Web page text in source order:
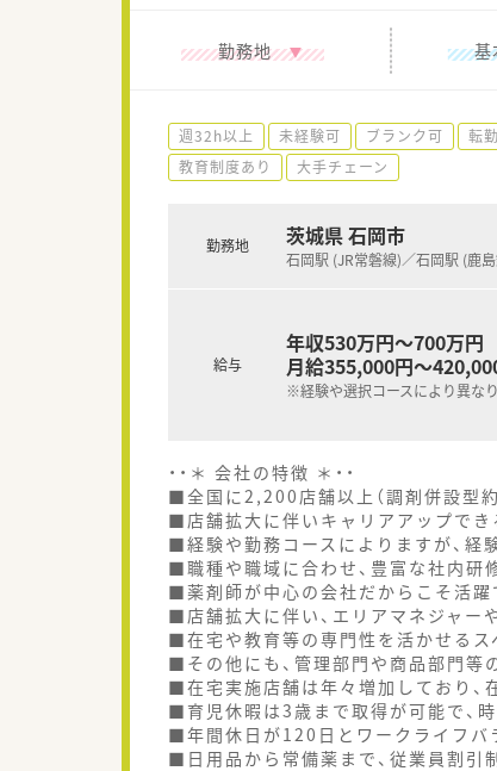
勤務地 基
週32h以上 未経験可 ブランク可 転
教育制度あり
大手チェーン
勤務地 茨城県 石岡市
石岡駅 (JR常磐線)／石岡駅 (鹿
給与
年収530万円～700万円
月給355,000円～
※経験や選択コースにより異な
・・＊ 会社の特徴 ＊・・
■全国に2,200店舗以上（調剤併設型
■店舗拡大に伴いキャリアアップでき
■経験や勤務コースによりますが、経
■職種や職域に合わせ、豊富な社内研
■薬剤師が中心の会社だからこそ活躍
■店舗拡大に伴い、エリアマネジャー
■在宅や教育等の専門性を活かせるス
■その他にも、管理部門や商品部門等
■在宅実施店舗は年々増加しており、
■育児休暇は3歳まで取得が可能で、
■年間休日が120日とワークライフバ
■日用品から常備薬まで、従業員割引